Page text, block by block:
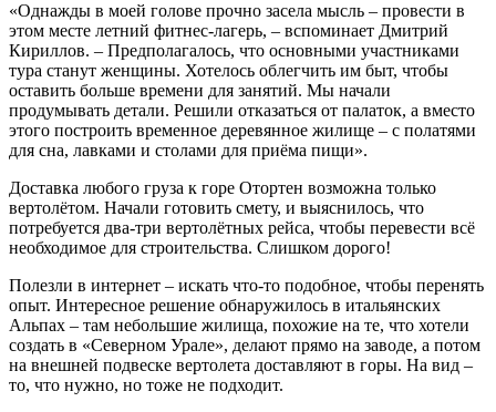
«Однажды в моей голове прочно засела мысль – провести в
этом месте летний фитнес-лагерь, – вспоминает Дмитрий
Кириллов. – Предполагалось, что основными участниками
тура станут женщины. Хотелось облегчить им быт, чтобы
оставить больше времени для занятий. Мы начали
продумывать детали. Решили отказаться от палаток, а вместо
этого построить временное деревянное жилище – с полатями
для сна, лавками и столами для приёма пищи».
Доставка любого груза к горе Отортен возможна только
вертолётом. Начали готовить смету, и выяснилось, что
потребуется два-три вертолётных рейса, чтобы перевести всё
необходимое для строительства. Слишком дорого!
Полезли в интернет – искать что-то подобное, чтобы перенять
опыт. Интересное решение обнаружилось в итальянских
Альпах – там небольшие жилища, похожие на те, что хотели
создать в «Северном Урале», делают прямо на заводе, а потом
на внешней подвеске вертолета доставляют в горы. На вид –
то, что нужно, но тоже не подходит.